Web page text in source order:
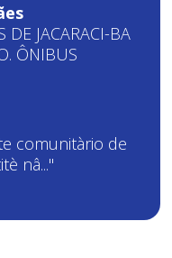
DE JACARACI-BA
ÔNIBUS
comunitàrio de
nâ..."